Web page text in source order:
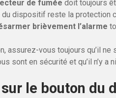
de fumée doit toujours
dispositif reste la protection
brièvement l’alarme
assurez-vous toujours qu’il
sont en sécurité et qu’il n’y a
le bouton du